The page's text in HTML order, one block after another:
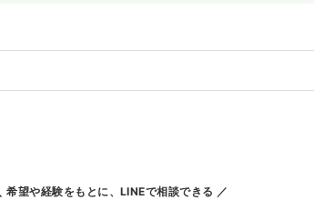
希望や経験をもとに、LINEで相談できる